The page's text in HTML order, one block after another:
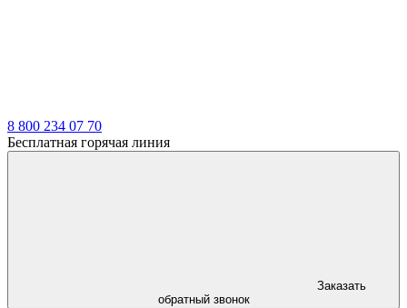
8 800 234 07 70
Бесплатная горячая линия
Заказать
обратный звонок